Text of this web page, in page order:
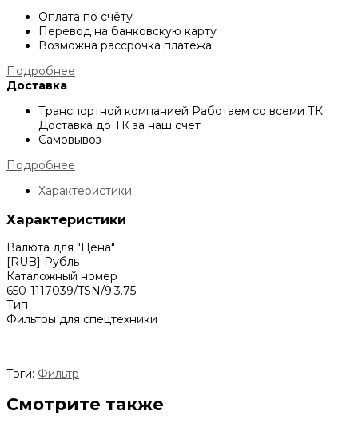
Оплата по счёту
Перевод на банковскую карту
Возможна рассрочка платежа
Подробнее
Доставка
Транспортной компанией Работаем со всеми ТК
Доставка до ТК за наш счёт
Самовывоз
Подробнее
Характеристики
Характеристики
Валюта для "Цена"
[RUB] Рубль
Каталожный номер
650-1117039/TSN/9.3.75
Тип
Фильтры для спецтехники
Тэги: Фильтр
Смотрите также